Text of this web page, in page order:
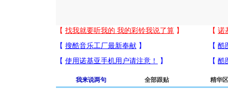
我来说两句 全部跟贴 精华区